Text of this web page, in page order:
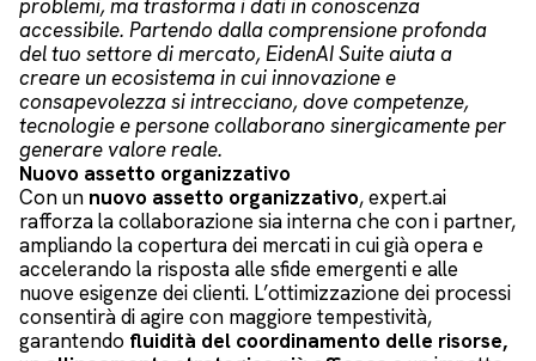
problemi, ma trasforma i dati in conoscenza
accessibile. Partendo dalla comprensione profonda
del tuo settore di mercato, EidenAI Suite aiuta a
creare un ecosistema in cui innovazione e
consapevolezza si intrecciano, dove competenze,
tecnologie e persone collaborano sinergicamente per
generare valore reale.
Nuovo assetto organizzativo
Con un nuovo assetto organizzativo, expert.ai
rafforza la collaborazione sia interna che con i partner,
ampliando la copertura dei mercati in cui già opera e
accelerando la risposta alle sfide emergenti e alle
nuove esigenze dei clienti. L’ottimizzazione dei processi
consentirà di agire con maggiore tempestività,
garantendo fluidità del coordinamento delle risorse,